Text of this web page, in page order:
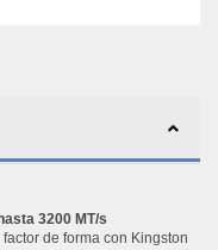
3200 MT/s
de forma con Kingston